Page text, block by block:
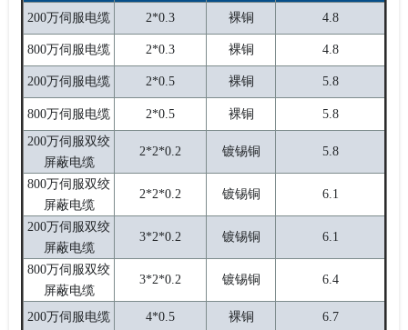
200万伺服电缆
2*0.3 裸铜 4.8
800万伺服电缆 2*0.3 裸铜 4.8
200万伺服电缆 2*0.5 裸铜 5.8
800万伺服电缆 2*0.5 裸铜
5.8
200万伺服双绞
屏蔽电缆
2*2*0.2 镀锡铜 5.8
800万伺服双绞
屏蔽电缆
2*2*0.2 镀锡铜 6.1
200万伺服双绞
屏蔽电缆
3*2*0.2 镀锡铜 6.1
800万伺服双绞
屏蔽电缆
3*2*0.2 镀锡铜 6.4
200万伺服电缆 4*0.5 裸铜 6.7